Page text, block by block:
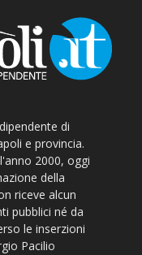
di
e provincia.
2000, oggi
della
riceve alcun
pubblici né da
le inserzioni
Pacilio